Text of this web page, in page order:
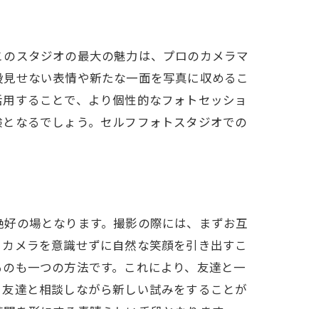
スタジオの最大の魅力は、プロのカメラマ
せない表情や新たな一面を写真に収めるこ
することで、より個性的なフォトセッショ
なるでしょう。セルフフォトスタジオでの
の場となります。撮影の際には、まずお互
メラを意識せずに自然な笑顔を引き出すこ
も一つの方法です。これにより、友達と一
達と相談しながら新しい試みをすることが